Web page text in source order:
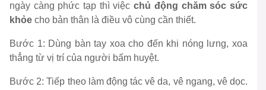
ngày càng phức tạp thì việcchủ động chăm sóc sức
khỏe cho bản thân là điều vô cùng cần thiết.
Bước 1: Dùng bàn tay xoa cho đến khi nóng lưng, xoa
thẳng từ vị trí của người bấm huyệt.
Bước 2: Tiếp theo làm động tác vê da, vê ngang, vê dọc.